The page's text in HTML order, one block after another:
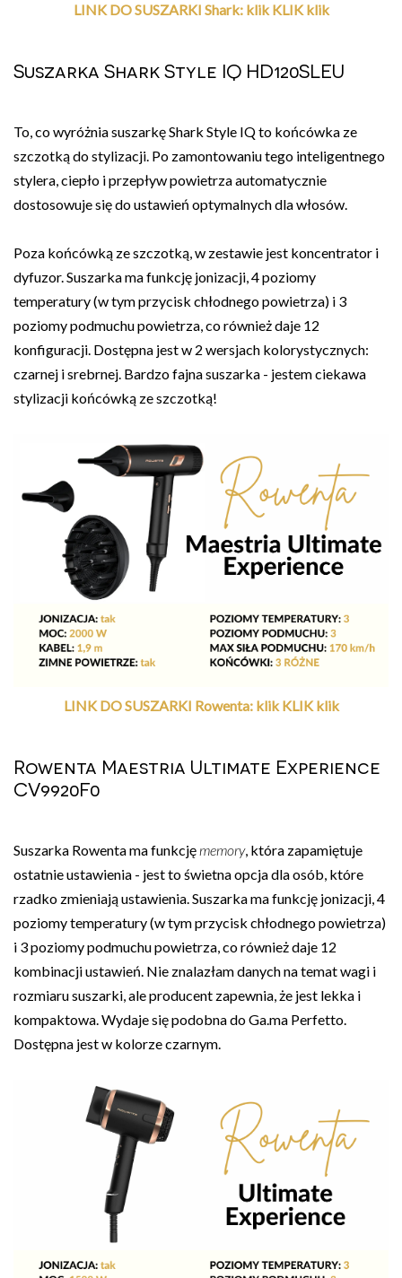
LINK DO SUSZARKI Shark: klik KLIK klik
Suszarka Shark Style IQ HD120SLEU
To, co wyróżnia suszarkę Shark Style IQ to końcówka ze
szczotką do stylizacji. Po zamontowaniu tego inteligentnego
stylera, ciepło i przepływ powietrza automatycznie
dostosowuje się do ustawień optymalnych dla włosów.
Poza końcówką ze szczotką, w zestawie jest koncentrator i
dyfuzor. Suszarka ma funkcję jonizacji, 4 poziomy
temperatury (w tym przycisk chłodnego powietrza) i 3
poziomy podmuchu powietrza, co również daje 12
konfiguracji. Dostępna jest w 2 wersjach kolorystycznych:
czarnej i srebrnej. Bardzo fajna suszarka - jestem ciekawa
stylizacji końcówką ze szczotką!
LINK DO SUSZARKI Rowenta: klik KLIK klik
Rowenta Maestria Ultimate Experience
CV9920F0
Suszarka Rowenta ma funkcję memory, która zapamiętuje
ostatnie ustawienia - jest to świetna opcja dla osób, które
rzadko zmieniają ustawienia. Suszarka ma funkcję jonizacji, 4
poziomy temperatury (w tym przycisk chłodnego powietrza)
i 3 poziomy podmuchu powietrza, co również daje 12
kombinacji ustawień. Nie znalazłam danych na temat wagi i
rozmiaru suszarki, ale producent zapewnia, że jest lekka i
kompaktowa. Wydaje się podobna do Ga.ma Perfetto.
Dostępna jest w kolorze czarnym.